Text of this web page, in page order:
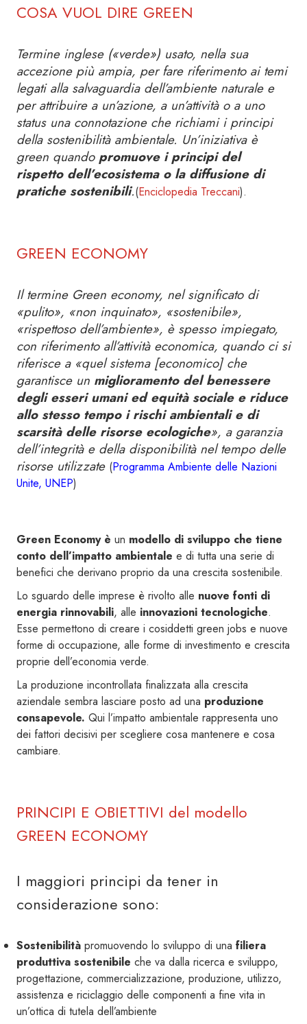
COSA VUOL DIRE GREEN
Termine inglese («verde») usato, nella sua
accezione più ampia, per fare riferimento ai temi
legati alla salvaguardia dell’ambiente naturale e
per attribuire a un’azione, a un’attività o a uno
status una connotazione che richiami i principi
della sostenibilità ambientale. Un’iniziativa è
green quando promuove i principi del
rispetto dell’ecosistema o la diffusione di
pratiche sostenibili.(Enciclopedia Treccani).
GREEN ECONOMY
Il termine Green economy, nel significato di
«pulito», «non inquinato», «sostenibile»,
«rispettoso dell’ambiente», è spesso impiegato,
con riferimento all’attività economica, quando ci si
riferisce a «quel sistema [economico] che
garantisce un miglioramento del benessere
degli esseri umani ed equità sociale e riduce
allo stesso tempo i rischi ambientali e di
scarsità delle risorse ecologiche», a garanzia
dell’integrità e della disponibilità nel tempo delle
risorse utilizzate (Programma Ambiente delle Nazioni
Unite, UNEP)
Green Economy è un modello di sviluppo che tiene
conto dell’impatto ambientale e di tutta una serie di
benefici che derivano proprio da una crescita sostenibile.
Lo sguardo delle imprese è rivolto alle nuove fonti di
energia rinnovabili, alle innovazioni tecnologiche.
Esse permettono di creare i cosiddetti green jobs e nuove
forme di occupazione, alle forme di investimento e crescita
proprie dell’economia verde.
La produzione incontrollata finalizzata alla crescita
aziendale sembra lasciare posto ad una produzione
consapevole. Qui l’impatto ambientale rappresenta uno
dei fattori decisivi per scegliere cosa mantenere e cosa
cambiare.
PRINCIPI E OBIETTIVI del modello
GREEN ECONOMY
I maggiori principi da tener in
considerazione sono:
Sostenibilità promuovendo lo sviluppo di una filiera
produttiva sostenibile che va dalla ricerca e sviluppo,
progettazione, commercializzazione, produzione, utilizzo,
assistenza e riciclaggio delle componenti a fine vita in
un’ottica di tutela dell’ambiente